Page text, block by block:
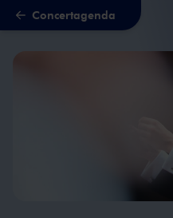
Naar hoofdcontent
Concertagenda